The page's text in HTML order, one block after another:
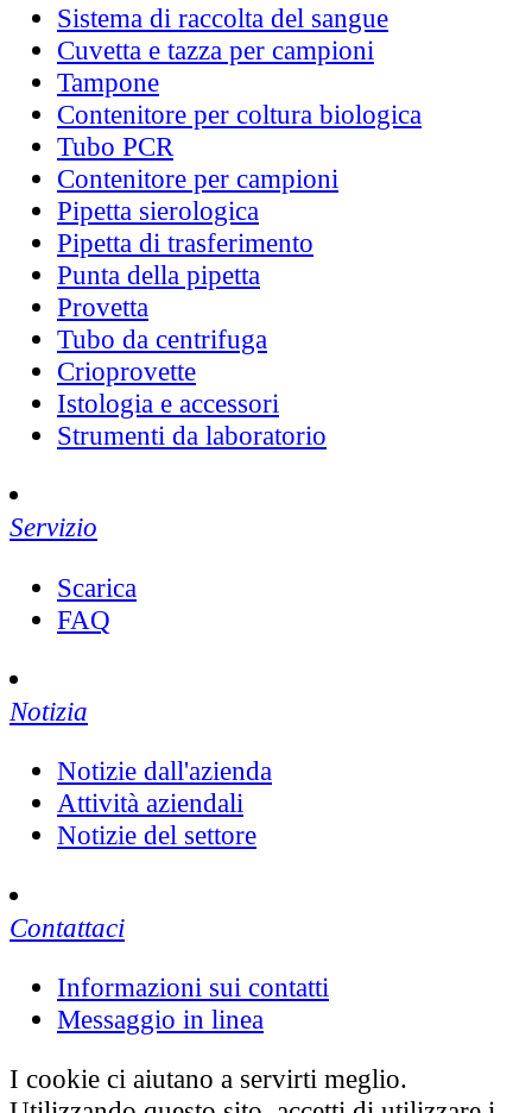
Sistema di raccolta del sangue
Cuvetta e tazza per campioni
Tampone
Contenitore per coltura biologica
Tubo PCR
Contenitore per campioni
Pipetta sierologica
Pipetta di trasferimento
Punta della pipetta
Provetta
Tubo da centrifuga
Crioprovette
Istologia e accessori
Strumenti da laboratorio
Servizio
Scarica
FAQ
Notizia
Notizie dall'azienda
Attività aziendali
Notizie del settore
Contattaci
Informazioni sui contatti
Messaggio in linea
I cookie ci aiutano a servirti meglio.